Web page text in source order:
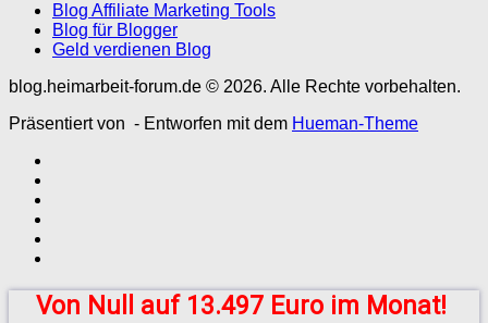
Blog Affiliate Marketing Tools
Blog für Blogger
Geld verdienen Blog
blog.heimarbeit-forum.de © 2026. Alle Rechte vorbehalten.
Präsentiert von - Entworfen mit dem Hueman-Theme
Von Null auf 13.497 Euro im Monat!